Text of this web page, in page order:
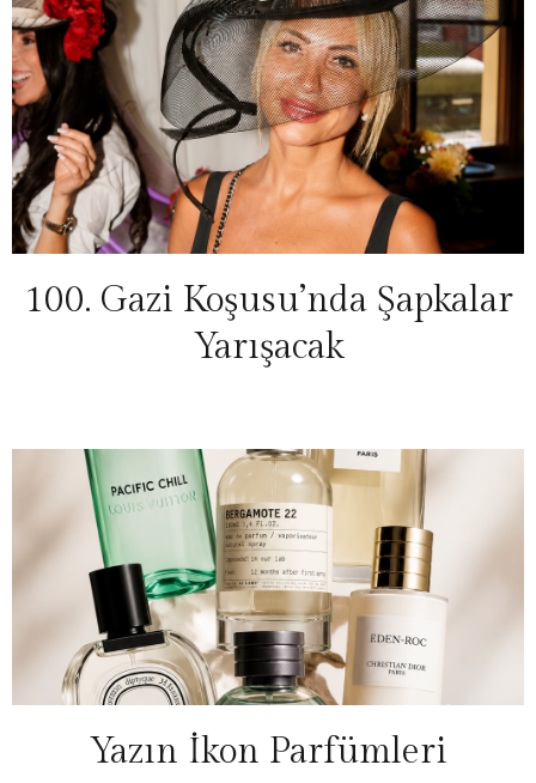
100. Gazi Koşusu’nda Şapkalar
Yarışacak
Yazın İkon Parfümleri